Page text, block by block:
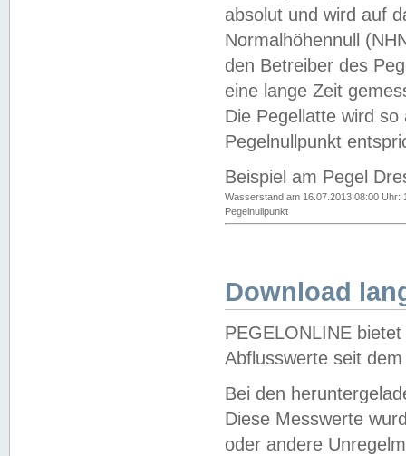
absolut und wird auf
Normalhöhennull
den Betreiber des
eine lange Zeit
Die Pegellatte wird
Pegelnullpunkt
Beispiel am Pegel
Wasserstand am 16.07.2013 08:00 Uhr:
Pegelnullpunkt
Download
PEGELONLINE
Abflusswerte seit
Bei den
Diese Messwerte
oder andere